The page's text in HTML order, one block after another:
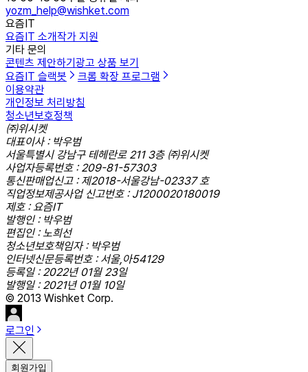
yozm_help@wishket.com
요즘IT
요즘IT 소개작가 지원
기타 문의
콘텐츠 제안하기 광고 상품 보기
요즘IT 슬랙봇
크롬 확장 프로그램
이용약관
개인정보 처리방침
청소년보호정책
㈜위시켓
대표이사 : 박우범
서울특별시 강남구 테헤란로 211 3층 ㈜위시켓
사업자등록번호 : 209-81-57303
통신판매업신고 : 제2018-서울강남-02337 호
직업정보제공사업 신고번호 : J1200020180019
제호 : 요즘IT
발행인 : 박우범
편집인 : 노희선
청소년보호책임자 : 박우범
인터넷신문등록번호 : 서울,아54129
등록일 : 2022년 01월 23일
발행일 : 2021년 01월 10일
© 2013 Wishket Corp.
로그인
회원가입